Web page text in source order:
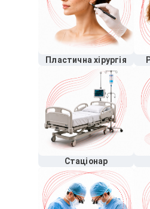
Пластична хірургія
Стаціонар